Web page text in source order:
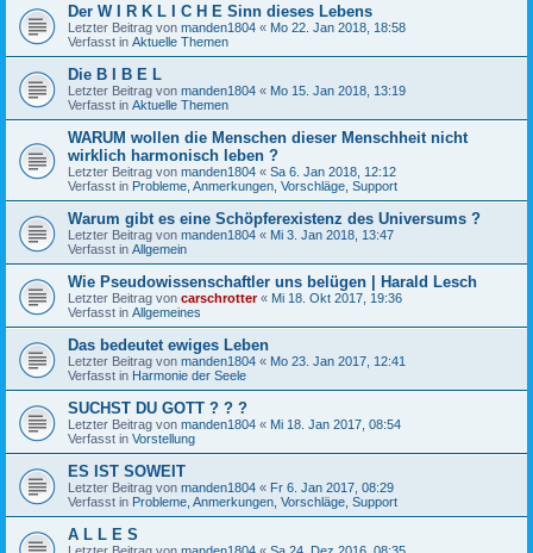
Der W I R K L I C H E Sinn dieses Lebens
Letzter Beitrag von manden1804 « Mo 22. Jan 2018, 18:58
Verfasst in Aktuelle Themen
Die B I B E L
Letzter Beitrag von manden1804 « Mo 15. Jan 2018, 13:19
Verfasst in Aktuelle Themen
WARUM wollen die Menschen dieser Menschheit nicht
wirklich harmonisch leben ?
Letzter Beitrag von manden1804 « Sa 6. Jan 2018, 12:12
Verfasst in Probleme, Anmerkungen, Vorschläge, Support
Warum gibt es eine Schöpferexistenz des Universums ?
Letzter Beitrag von manden1804 « Mi 3. Jan 2018, 13:47
Verfasst in Allgemein
Wie Pseudowissenschaftler uns belügen | Harald Lesch
Letzter Beitrag von carschrotter« Mi 18. Okt 2017, 19:36
Verfasst in Allgemeines
Das bedeutet ewiges Leben
Letzter Beitrag von manden1804 « Mo 23. Jan 2017, 12:41
Verfasst in Harmonie der Seele
SUCHST DU GOTT ? ? ?
Letzter Beitrag von manden1804 « Mi 18. Jan 2017, 08:54
Verfasst in Vorstellung
ES IST SOWEIT
Letzter Beitrag von manden1804 « Fr 6. Jan 2017, 08:29
Verfasst in Probleme, Anmerkungen, Vorschläge, Support
A L L E S
Letzter Beitrag von manden1804 « Sa 24. Dez 2016, 08:35